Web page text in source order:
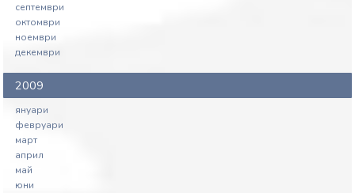
септември
октомври
ноември
декември
2009
януари
февруари
март
април
май
юни